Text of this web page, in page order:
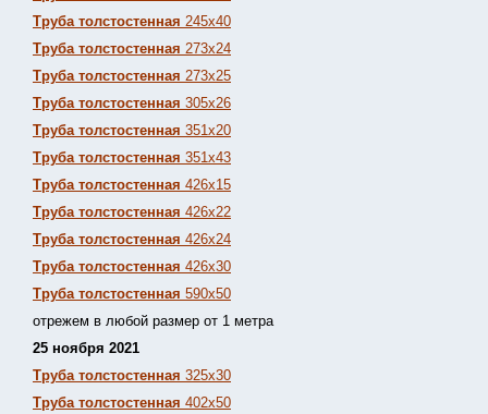
Труба толстостенная 245х40
Труба толстостенная 273х24
Труба толстостенная 273х25
Труба толстостенная 305х26
Труба толстостенная 351х20
Труба толстостенная 351х43
Труба толстостенная 426х15
Труба толстостенная 426х22
Труба толстостенная 426х24
Труба толстостенная 426х30
Труба толстостенная 590х50
отрежем в любой размер от 1 метра
25 ноября 2021
Труба толстостенная 325х30
Труба толстостенная 402х50